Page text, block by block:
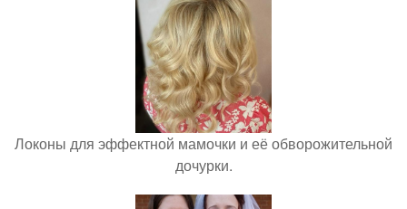
Локоны для эффектной мамочки и её обворожительной
дочурки.